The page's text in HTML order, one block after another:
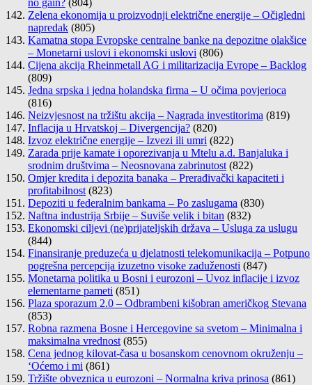
no gain? (804)
Zelena ekonomija u proizvodnji električne energije – Očigledni
napredak (805)
Kamatna stopa Evropske centralne banke na depozitne olakšice
– Monetarni uslovi i ekonomski uslovi (806)
Cijena akcija Rheinmetall AG i militarizacija Evrope – Backlog
(809)
Jedna srpska i jedna holandska firma – U očima povjerioca
(816)
Neizvjesnost na tržištu akcija – Nagrada investitorima (819)
Inflacija u Hrvatskoj – Divergencija? (820)
Izvoz električne energije – Izvezi ili umri (822)
Zarada prije kamate i oporezivanja u Mtelu a.d. Banjaluka i
srodnim društvima – Neosnovana zabrinutost (822)
Omjer kredita i depozita banaka – Prerađivački kapaciteti i
profitabilnost (823)
Depoziti u federalnim bankama – Po zaslugama (830)
Naftna industrija Srbije – Suviše velik i bitan (832)
Ekonomski ciljevi (ne)prijateljskih država – Usluga za uslugu
(844)
Finansiranje preduzeća u djelatnosti telekomunikacija – Potpuno
pogrešna percepcija izuzetno visoke zaduženosti (847)
Monetarna politika u Bosni i eurozoni – Uvoz inflacije i izvoz
elementarne pameti (851)
Plaza sporazum 2.0 – Odbrambeni kišobran američkog Stevana
(853)
Robna razmena Bosne i Hercegovine sa svetom – Minimalna i
maksimalna vrednost (855)
Cena jednog kilovat-časa u bosanskom cenovnom okruženju –
‘Oćemo i mi (861)
Tržište obveznica u eurozoni – Normalna kriva prinosa (861)